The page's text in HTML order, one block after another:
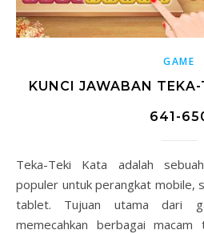
GAME
KUNCI JAWABAN
641-
Teka-Teki Kata adalah sebuah game teka-teki yang
populer untuk perangkat mobile,
tablet. Tujuan utama dari
memecahkan berbagai